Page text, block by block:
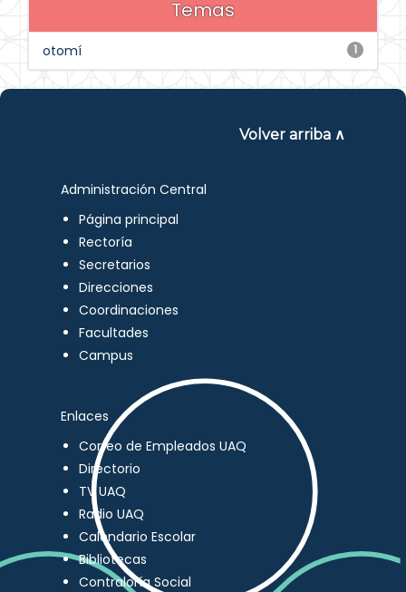
Temas
1
otomí
Volver arriba ∧
Administración Central
Página principal
Rectoría
Secretarios
Direcciones
Coordinaciones
Facultades
Campus
Enlaces
Correo de Empleados UAQ
Directorio
TV UAQ
Radio UAQ
Calendario Escolar
Bibliotecas
Contraloría Social